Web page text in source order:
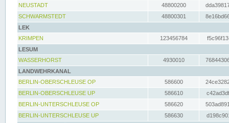
NEUSTADT
48800200
SCHWARMSTEDT
48800301
LEK
KRIMPEN
123456784
LESUM
WASSERHORST
4930010
LANDWEHRKANAL
BERLIN-OBERSCHLEUSE OP
586600
BERLIN-OBERSCHLEUSE UP
586610
BERLIN-UNTERSCHLEUSE OP
586620
BERLIN-UNTERSCHLEUSE UP
586630